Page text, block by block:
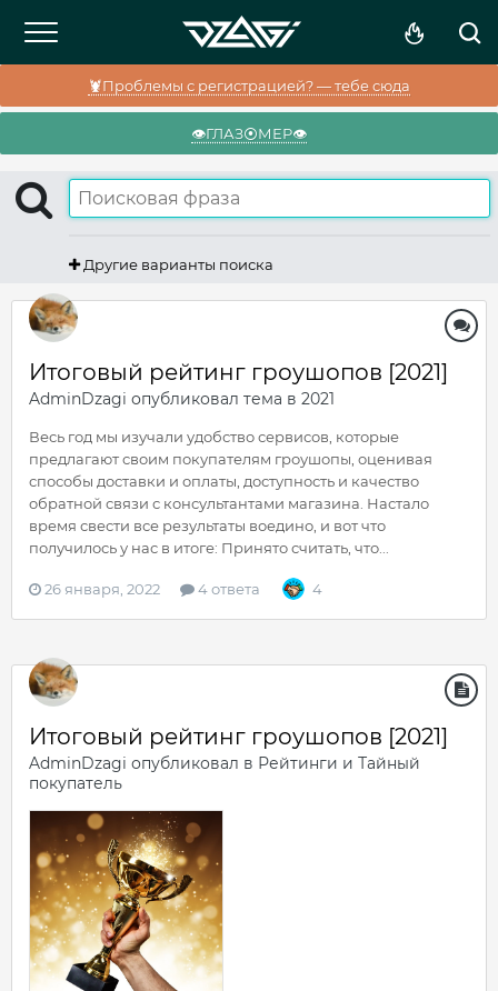
🦞Проблемы с регистрацией? — тебе сюда
👁️ГЛАЗ⦿МЕР👁️
Другие варианты поиска
Итоговый рейтинг гроушопов [2021]
AdminDzagi опубликовал тема в 2021
Весь год мы изучали удобство сервисов, которые
предлагают своим покупателям гроушопы, оценивая
способы доставки и оплаты, доступность и качество
обратной связи с консультантами магазина. Настало
время свести все результаты воедино, и вот что
получилось у нас в итоге: Принято считать, что...
26 января, 2022 4 ответа 4
Итоговый рейтинг гроушопов [2021]
AdminDzagi опубликовал в Рейтинги и Тайный
покупатель